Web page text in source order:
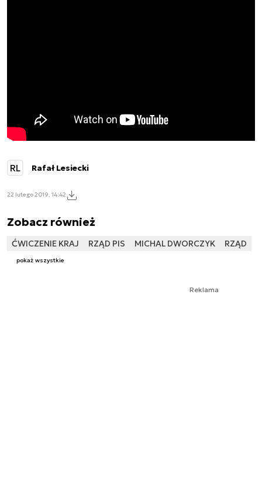
RL Rafał Lesiecki
22 lutego 2019, 14:42
Zobacz również
ĆWICZENIE KRAJ RZĄD PIS MICHAL DWORCZYK RZĄD
pokaż wszystkie
Reklama